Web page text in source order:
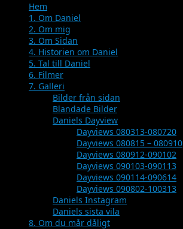
content
Hem
1. Om Daniel
2. Om mig
3. Om Sidan
4. Historien om Daniel
5. Tal till Daniel
6. Filmer
7. Galleri
Bilder från sidan
Blandade Bilder
Daniels Dayview
Dayviews 080313-080720
Dayviews 080815 – 080910
Dayviews 080912-090102
Dayviews 090103-090113
Dayviews 090114-090614
Dayviews 090802-100313
Daniels Instagram
Daniels sista vila
8. Om du mår dåligt